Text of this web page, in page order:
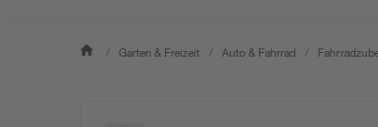
/ Garten & Freizeit / Auto & Fahrrad /